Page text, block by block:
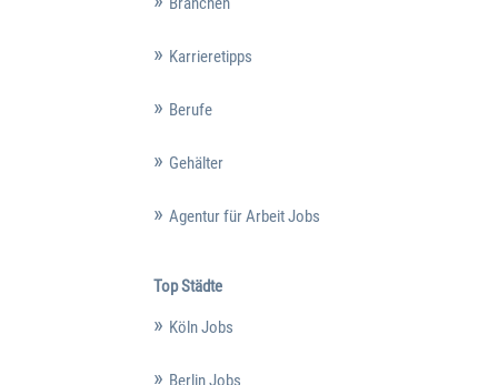
Karrieretipps
Berufe
Gehälter
Agentur für Arbeit Jobs
Top Städte
Köln Jobs
Berlin Jobs